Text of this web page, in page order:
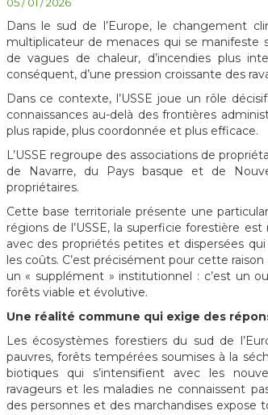
Dans le sud de l’Europe, le changement
multiplicateur de menaces qui se manifeste
de vagues de chaleur, d’incendies plus
conséquent, d’une pression croissante des
Dans ce contexte, l’USSE joue un rôle
connaissances au-delà des frontières
plus rapide, plus coordonnée et plus efficace.
L’USSE regroupe des associations de
de Navarre, du Pays basque et de
propriétaires.
Cette base territoriale présente une
régions de l’USSE, la superficie forestière
avec des propriétés petites et dispersées
les coûts. C’est précisément pour cette
un « supplément » institutionnel : c’est un
forêts viable et évolutive.
Une réalité commune qui exige des
Les écosystèmes forestiers du sud de
pauvres, forêts tempérées soumises à la
biotiques qui s’intensifient avec les
ravageurs et les maladies ne connaissent
des personnes et des marchandises expose